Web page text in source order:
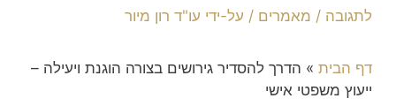
לתגובה / מאמרים / על-ידי עו"ד רון מיור
דף הבית» הדרך להסדיר גירושים בצורה הוגנת ויעילה –
ייעוץ משפטי אישי